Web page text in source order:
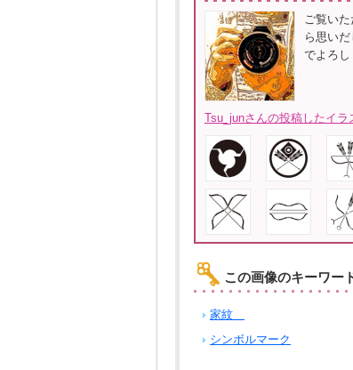
ご覧い
ら思い
でよろし
Tsu_junさんの投稿したイラ
この画像のキーワー
家紋
シンボルマーク